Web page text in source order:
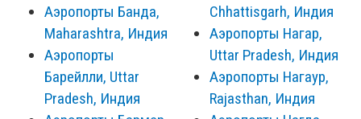
Аэропорты Банда,
Maharashtra, Индия
Аэропорты
Барейлли, Uttar
Pradesh, Индия
Chhattisgarh, Индия
Аэропорты Нагар,
Uttar Pradesh, Индия
Аэропорты Нагаур,
Rajasthan, Индия